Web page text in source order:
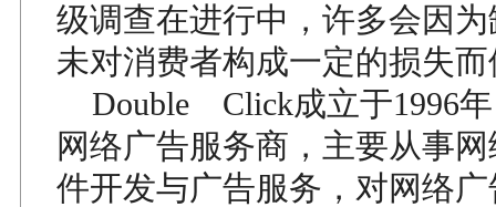
级调查在进行中，许多会因
未对消费者构成一定的损失
Double Click成立于1996年
网络广告服务商，主要从事
件开发与广告服务，对网络